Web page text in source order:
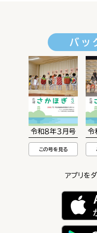
バッ
令和８年３月号
この号を見る
令
アプリを